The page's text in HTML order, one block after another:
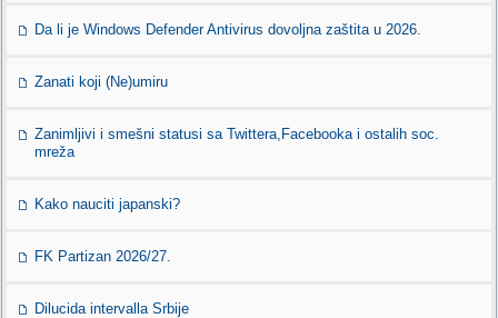
Da li je Windows Defender Antivirus dovoljna zaštita u 2026.
Zanati koji (Ne)umiru
Zanimljivi i smešni statusi sa Twittera,Facebooka i ostalih soc.
mreža
Kako nauciti japanski?
FK Partizan 2026/27.
Dilucida intervalla Srbije